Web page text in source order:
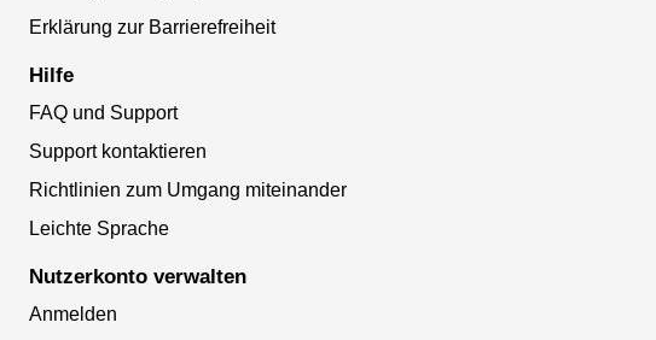
Erklärung zur Barrierefreiheit
Hilfe
FAQ und Support
Support kontaktieren
Richtlinien zum Umgang miteinander
Leichte Sprache
Nutzerkonto verwalten
Anmelden